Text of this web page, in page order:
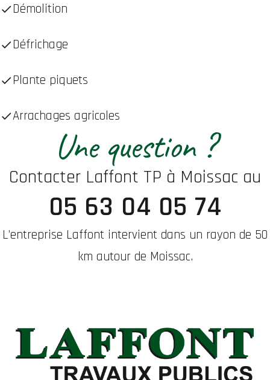
Démolition
Défrichage
Plante piquets
Arrachages agricoles
Une question ?
Contacter Laffont TP à Moissac au
05 63 04 05 74
L’entreprise Laffont intervient dans un rayon de 50
km autour de Moissac.